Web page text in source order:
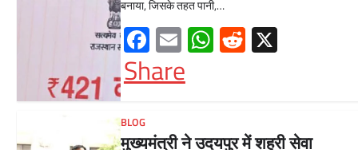
बनाया, जिसके तहत पानी,…
Facebook
EmailWhatsApp
Reddit
X
Share
BLOG
मुख्यमंत्री ने उदयपुर में शहरी सेवा